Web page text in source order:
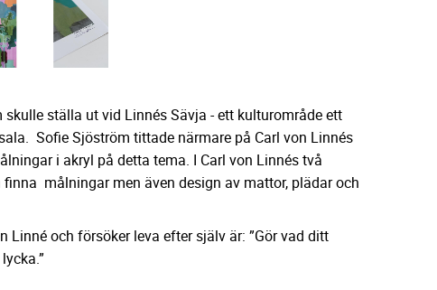
ställa ut vid Linnés Sävja - ett kulturområde ett
Sofie Sjöström tittade närmare på Carl von Linnés
i akryl på detta tema. I Carl von Linnés två
målningar men även design av mattor, plädar och
och försöker leva efter själv är: ”Gör vad ditt